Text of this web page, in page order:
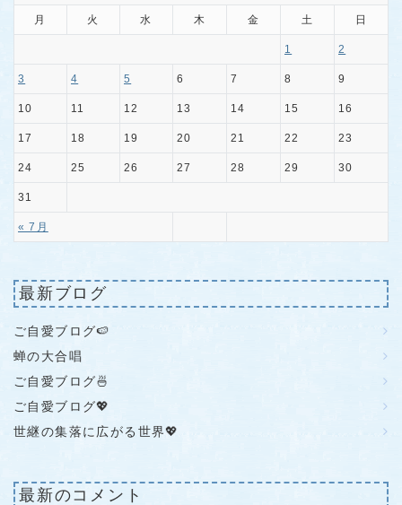
月 火 水 木 金 土 日
« 7月
1 2
3 4 5 6 7 8 9
10 11 12 13 14 15 16
17 18 19 20 21 22 23
24 25 26 27 28 29 30
31
最新ブログ
ご自愛ブログ🍉
蝉の大合唱
ご自愛ブログ🍜
ご自愛ブログ💖
世継の集落に広がる世界💖
最新のコメント